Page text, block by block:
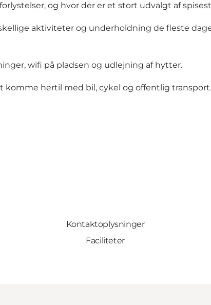
og hvor der er et stort udvalgt af
aktiviteter og underholdning de fleste
wifi på pladsen og udlejning af hytter.
komme hertil med bil, cykel og offentlig transport.
Kontaktoplysninger
Faciliteter